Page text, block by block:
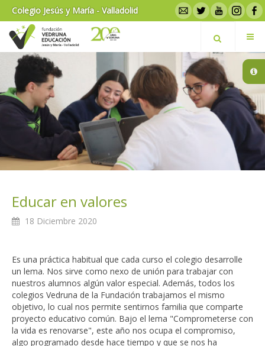
Colegio Jesús y María - Valladolid
Educar en valores
18 Diciembre 2020
Es una práctica habitual que cada curso el colegio desarrolle
un lema. Nos sirve como nexo de unión para trabajar con
nuestros alumnos algún valor especial. Además, todos los
colegios Vedruna de la Fundación trabajamos el mismo
objetivo, lo cual nos permite sentirnos familia que comparte
proyecto educativo común. Bajo el lema "Comprometerse con
la vida es renovarse", este año nos ocupa el compromiso,
algo programado desde hace tiempo y que se nos ha